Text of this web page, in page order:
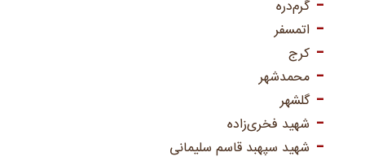
گرم‌دره
اتمسفر
کرج
محمدشهر
گلشهر
شهید فخری‌زاده
شهید سپهبد قاسم سلیمانی